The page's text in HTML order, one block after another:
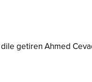
getiren Ahmed